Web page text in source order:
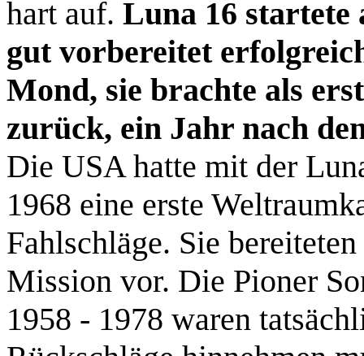
hart auf. Luna 16 startete
gut vorbereitet
Mond, sie brachte als
zurück, ein Jahr nach
Die USA hatte mit der
1968 eine erste
Fahlschläge. Sie
Mission vor. Die Pioner
1958 - 1978 waren